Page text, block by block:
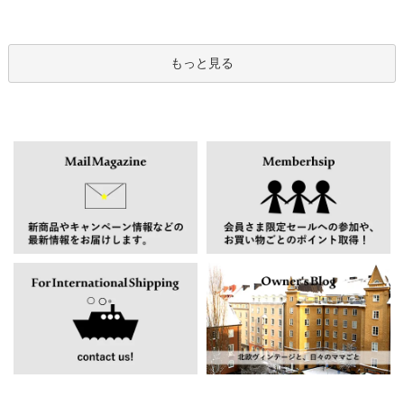
もっと見る